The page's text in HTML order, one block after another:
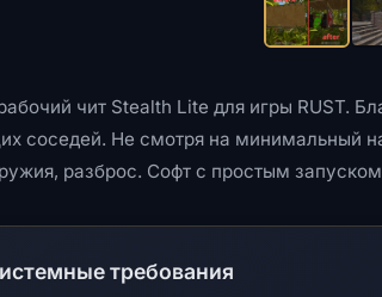
чит Stealth Lite для игры RUST.
соседей. Не смотря на минимальный
разброс. Софт с простым
требования